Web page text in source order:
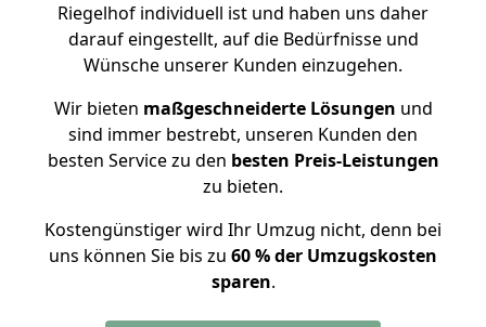
Riegelhof individuell ist und haben uns daher
darauf eingestellt, auf die Bedürfnisse und
Wünsche unserer Kunden einzugehen.
Wir bieten maßgeschneiderte Lösungen und
sind immer bestrebt, unseren Kunden den
besten Service zu den besten Preis-Leistungen
zu bieten.
Kostengünstiger wird Ihr Umzug nicht, denn bei
uns können Sie bis zu 60 % der Umzugskosten
sparen.